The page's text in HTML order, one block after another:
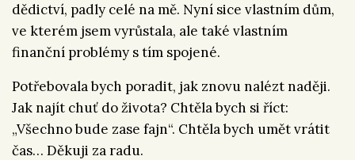
dědictví, padly celé na mě. Nyní sice vlastním dům,
ve kterém jsem vyrůstala, ale také vlastním
finanční problémy s tím spojené.
Potřebovala bych poradit, jak znovu nalézt naději.
Jak najít chuť do života? Chtěla bych si říct:
„Všechno bude zase fajn“. Chtěla bych umět vrátit
čas… Děkuji za radu.